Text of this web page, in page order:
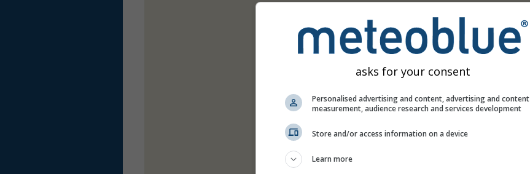
asks for your consent
Personalised advertising and content, advertising and content
measurement, audience research and services development
Store and/or access information on a device
Learn more